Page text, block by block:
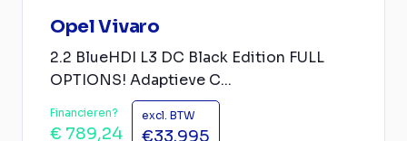
Opel Vivaro
2.2 BlueHDI L3 DC Black Edition FULL
OPTIONS! Adaptieve C...
Financieren?
€ 789,24
excl. BTW
€33.995